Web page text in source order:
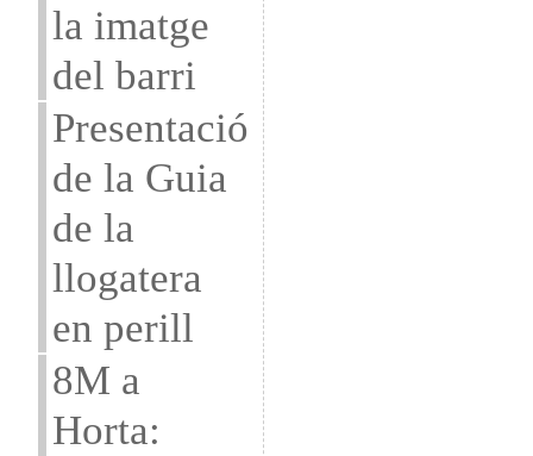
la imatge
del barri
Presentació
de la Guia
de la
llogatera
en perill
8M a
Horta: